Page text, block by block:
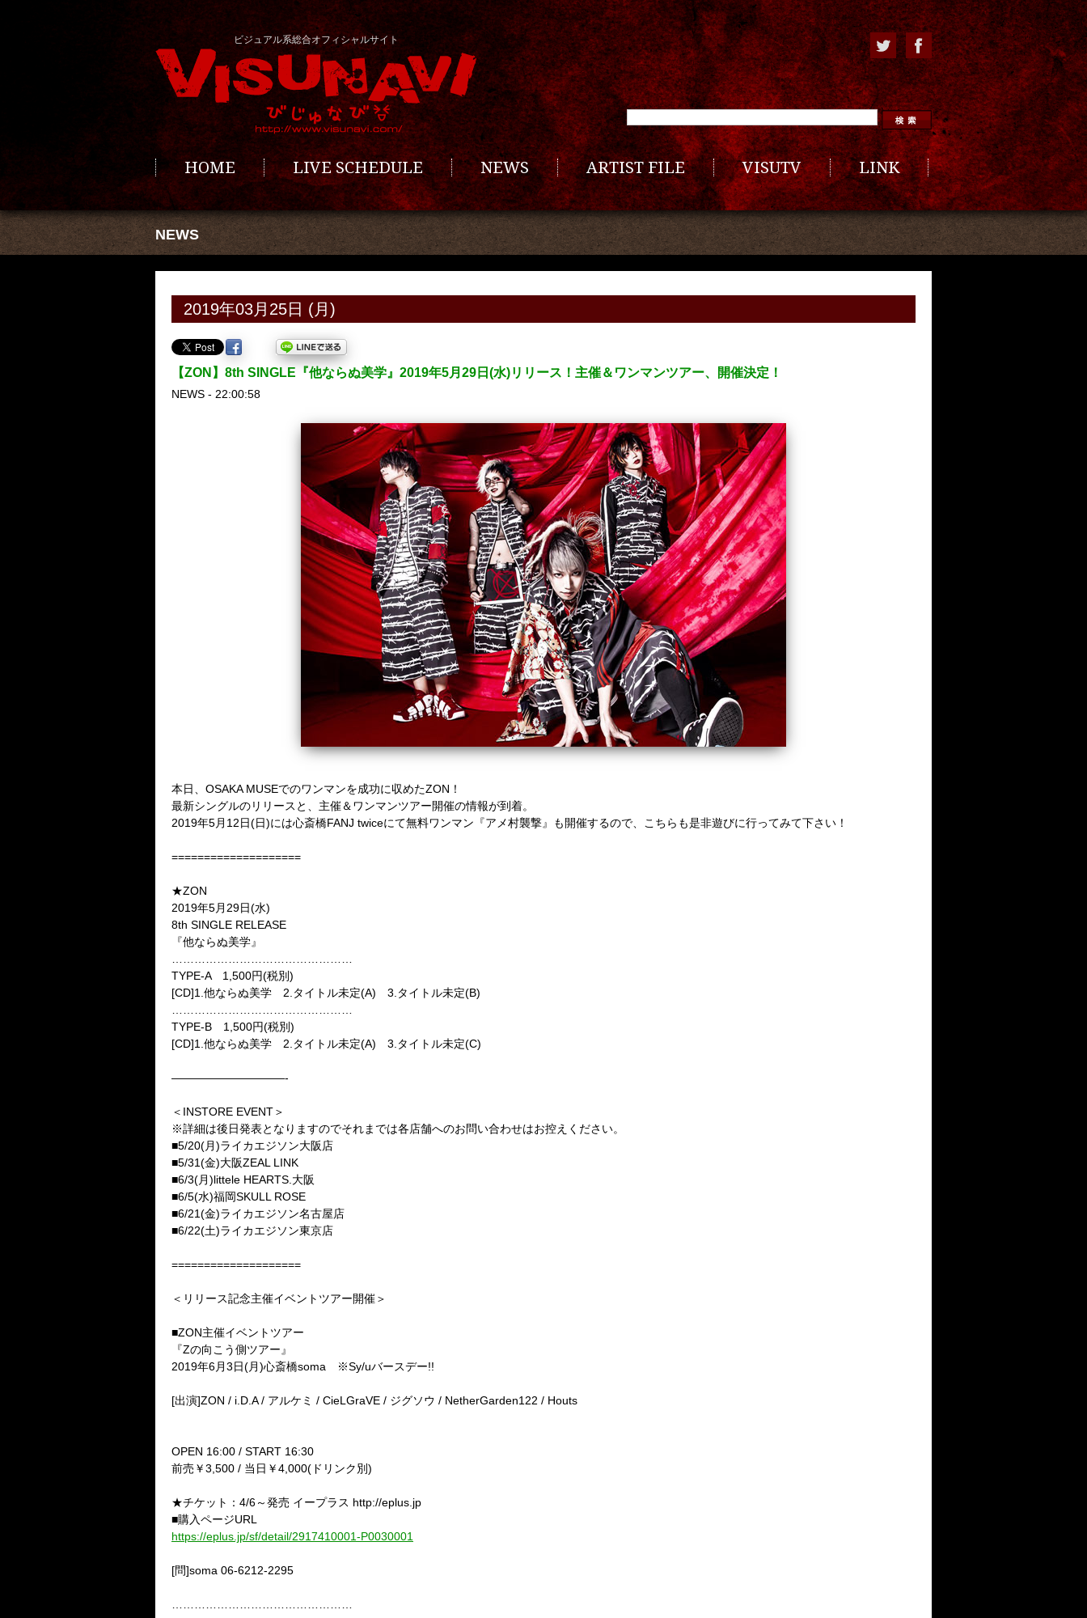
ビジュアル系総合オフィシャルサイト
HOME LIVE SCHEDULE NEWS ARTIST FILE VISUTV LINK
NEWS
2019年03月25日 (月)
【ZON】8th SINGLE『他ならぬ美学』2019年5月29日(水)リリース！主催＆ワンマンツアー、開催決定！
NEWS - 22:00:58
本日、OSAKA MUSEでのワンマンを成功に収めたZON！
最新シングルのリリースと、主催＆ワンマンツアー開催の情報が到着。
2019年5月12日(日)には心斎橋FANJ twiceにて無料ワンマン『アメ村襲撃』も開催するので、こちらも是非遊びに行ってみて下さい！
====================
★ZON
2019年5月29日(水)
8th SINGLE RELEASE
『他ならぬ美学』
TYPE-A 1,500円(税別)
[CD]1.他ならぬ美学 2.タイトル未定(A) 3.タイトル未定(B)
TYPE-B 1,500円(税別)
[CD]1.他ならぬ美学 2.タイトル未定(A) 3.タイトル未定(C)
——————————-
＜INSTORE EVENT＞
※詳細は後日発表となりますのでそれまでは各店舗へのお問い合わせはお控えください。
■5/20(月)ライカエジソン大阪店
■5/31(金)大阪ZEAL LINK
■6/3(月)littele HEARTS.大阪
■6/5(水)福岡SKULL ROSE
■6/21(金)ライカエジソン名古屋店
■6/22(土)ライカエジソン東京店
====================
＜リリース記念主催イベントツアー開催＞
■ZON主催イベントツアー
『Zの向こう側ツアー』
2019年6月3日(月)心斎橋soma ※Sy/uバースデー!!
[出演]ZON / i.D.A / アルケミ / CieLGraVE / ジグソウ / NetherGarden122 / Houts
OPEN 16:00 / START 16:30
前売￥3,500 / 当日￥4,000(ドリンク別)
★チケット：4/6～発売 イープラス http://eplus.jp
■購入ページURL
https://eplus.jp/sf/detail/2917410001-P0030001
[問]soma 06-6212-2295